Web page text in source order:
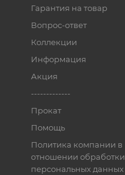
Гарантия на товар
Вопрос-ответ
Коллекции
Информация
Акция
-------------
Прокат
Помощь
Политика компании в
отношении обработки
персональных данных